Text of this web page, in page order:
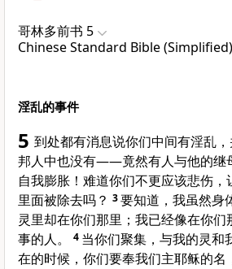
哥林多前书 5
Chinese Standard Bible (Simplified)
淫乱的事件
5 到处都有消息说你们中间有淫乱
邦人中也没有——竟然有人与他的继
自我膨胀！难道你们不更应该悲伤
里面被除去吗？ 3要知道，我虽然身
灵里却在你们那里；我已经像在你
事的人。
4 当你们聚集，与我的灵和
在的时候，你们要奉我们主耶稣的名